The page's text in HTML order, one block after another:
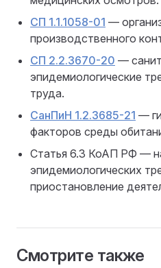
СП 1.1.1058-01 —
производственного
СП 2.2.3670-20 —
эпидемиологические
труда.
СанПиН 1.2.3685-21 —
факторов среды
Статья 6.3 КоАП РФ —
эпидемиологических
приостановление
Смотрите также